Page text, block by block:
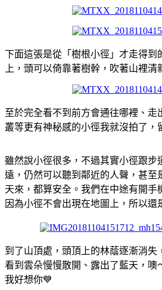
下面這張是從「樹根小徑」才走得到
上，頭可以倚靠著樹幹，吹著山裡
至於完全看不到前方會通往哪裡、走
叢等更有神秘感的小徑我就沒拍了，
雖然說小徑很多，不過其實小徑跟步
遠，仍然可以聽到鄰近的人聲，甚至
天來，都算安全。我們在中途有開手
因為小徑不會出現在地圖上，所以
到了山頂處，頭頂上的林蔭逐漸消失
看到雲朵慢慢散開、露出了藍天，噢
我好想你💙